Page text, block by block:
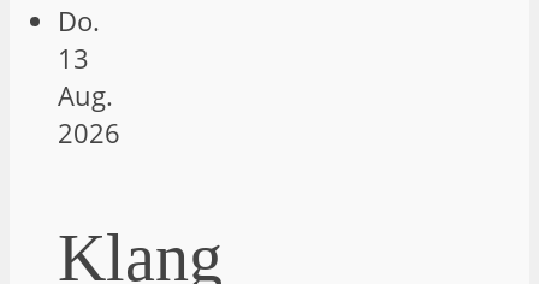
Do.
13
Aug.
2026
Klang